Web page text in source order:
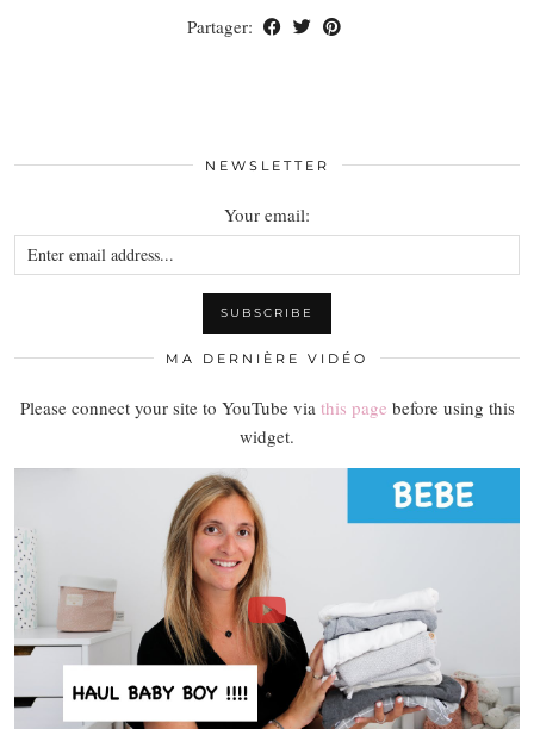
Partager:
NEWSLETTER
Your email:
MA DERNIÈRE VIDÉO
Please connect your site to YouTube via this page before using this
widget.